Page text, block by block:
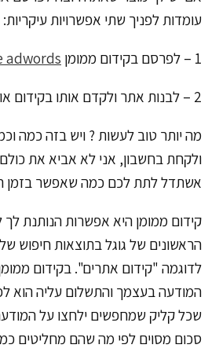
עומדות לפניך שתי אפשרויות עיקריות:
1 – לפרסם בקידום ממומן adwords
2 – לבנות אתר ולקדם אותו בקידום אורגני
מה יותר טוב לעשות ? ויש בזה כמה
ולקחת בחשבון, אני לא אביא את
אשתדל לתת לכם כמה שאפשר בזמן
קידום ממומן היא אפשרות הנותנת לך
הראשונים של גוגל בתוצאות חיפוש
לדוגמה "קידום אתרים". בקידום
המודעה בעצמך והתשלום עליה הוא
שכל קליק שמחפשים ילחצו על
סכום מסוים לפי מה שהם מחליטים